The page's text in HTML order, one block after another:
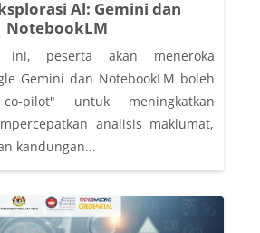
Al: Gemini dan
NotebookLM
ini, peserta akan meneroka
Gemini dan NotebookLM boleh
pilot" untuk meningkatkan
analisis maklumat,
kandungan...